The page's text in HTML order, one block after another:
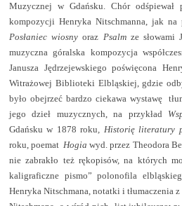
Muzycznej w Gdańsku. Chór odśpiewał
kompozycji Henryka Nitschmanna, jak na
Posłaniec wiosnyoraz Psalmze słowami
muzyczna góralska kompozycja
Janusza Jędrzejewskiego poświęcona
Witrażowej Biblioteki Elbląskiej, gdzie
było obejrzeć bardzo ciekawa wystawę
jego dzieł muzycznych, na przykład
Gdańsku w 1878 roku, Historię literatury
roku, poemat Hogia wyd. przez Theodora
nie zabrakło też rękopisów, na których
kaligraficzne pismo” polonofila
Henryka Nitschmana, notatki i tłumaczenia